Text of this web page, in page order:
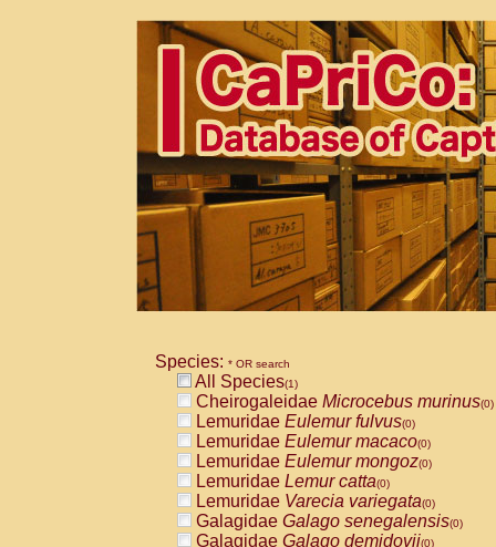
Species: * OR search
All Species(1)
Cheirogaleidae Microcebus murinus(0)
Lemuridae Eulemur fulvus(0)
Lemuridae Eulemur macaco(0)
Lemuridae Eulemur mongoz(0)
Lemuridae Lemur catta(0)
Lemuridae Varecia variegata(0)
Galagidae Galago senegalensis(0)
Galagidae Galago demidovii(0)